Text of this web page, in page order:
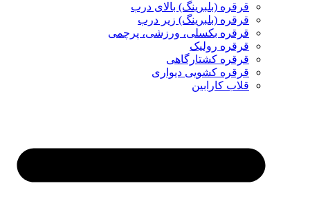
قرقره (بلبرینگ) بالای درب
قرقره (بلبرینگ) زیر درب
قرقره بکسلی، ورزشی، پرچمی
قرقره رولیک
قرقره کشتارگاهی
قرقره کشویی دیواری
قلاب کارابین